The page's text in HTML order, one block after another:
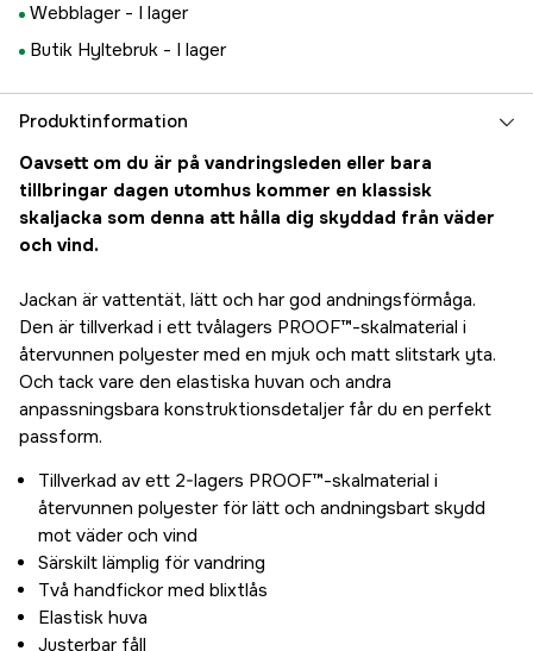
1 260 kr
XXL
Webblager - I lager
Butik Hyltebruk - I lager
Produktinformation
Oavsett om du är på vandringsleden eller bara
tillbringar dagen utomhus kommer en klassisk
skaljacka som denna att hålla dig skyddad från väder
och vind.
Jackan är vattentät, lätt och har god andningsförmåga.
Den är tillverkad i ett tvålagers PROOF™-skalmaterial i
återvunnen polyester med en mjuk och matt slitstark yta.
Och tack vare den elastiska huvan och andra
anpassningsbara konstruktionsdetaljer får du en perfekt
passform.
Tillverkad av ett 2-lagers PROOF™-skalmaterial i
återvunnen polyester för lätt och andningsbart skydd
mot väder och vind
Särskilt lämplig för vandring
Två handfickor med blixtlås
Elastisk huva
Justerbar fåll